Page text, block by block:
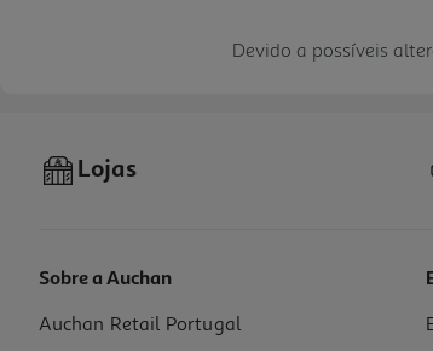
Devido a possíveis
Lojas
Sobre a Auchan
Auchan Retail Portugal